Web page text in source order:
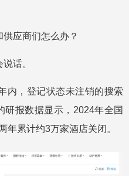
应商们怎么办？
话。
内，登记状态未注销的搜索
报数据显示，2024年全国
年累计约3万家酒店关闭。